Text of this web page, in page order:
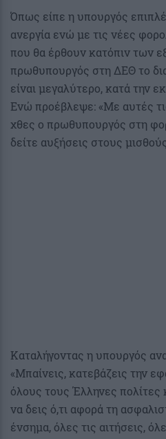
Όπως είπε η υπουργός
ανεργία ενώ με τις νέες
που θα έρθουν κατόπιν των
πρωθυπουργός στη ΔΕΘ το
είναι μεγαλύτερο, κατά την
Ενώ προέβλεψε: «Με αυτές
χθες ο πρωθυπουργός στη
δείτε αυξήσεις στους
Καταλήγοντας η υπουργός
«Μπαίνεις, κατεβάζεις την
όλους τους Έλληνες πολίτες
να δεις ό,τι αφορά τη
ένσημα, όλες τις αιτήσεις,